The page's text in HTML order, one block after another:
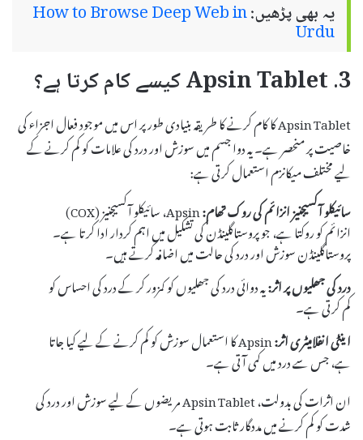
یہ بھی پڑھیں:How to Browse Deep Web in
Urdu
3. Apsin Tablet کیسے کام کرتا ہے؟
Apsin Tablet کا کام کرنے کا طریقہ بنیادی طور پر اس میں موجود فعال اجزاء کی
خاصیت پر منحصر ہے۔ یہ دوا جسم میں سوزش اور درد کی علامات کو کم کرنے کے
لیے مختلف میکانزم استعمال کرتی ہے:
سائیکلو آکسیجنیز انزائم کی روک تھام:
Apsin، سائیکلو آکسیجنیز (COX)
انزائم کو روکتا ہے، جو پروستاگلینڈن کی تشکیل میں اہم کردار ادا کرتا ہے۔
پروستاگلینڈن سوزش اور درد کی حالت میں اضافہ کرتے ہیں۔
درد کی جھلیوں پر اثر:یہ دوائی درد کی جھلیوں کو کمزور کر کے درد کی احساس کو
کم کرتی ہے۔
اینٹی انفلامیٹری اثر:
Apsin کا استعمال سوزش کو کم کرنے کے لیے کیا جاتا
ہے، جس سے درد میں کمی آتی ہے۔
ان اثرات کی بدولت، Apsin Tablet مریضوں کے لیے سوزش اور درد کی
شدت کو کم کرنے میں مددگار ثابت ہوتی ہے۔